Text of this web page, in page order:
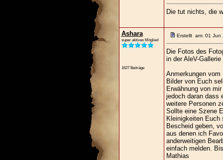
Die tut nichts, die
Ashara
super aktives Mitglied
1627 Beiträge
Erstellt am: 01
Die Fotos des
in der AleV-
Anmerkungen vom
Bilder von Euch
Erwähnung von
jedoch daran dass
weitere Personen
Sollte eine Szene
Kleinigkeiten Euch
Bescheid geben,
aus denen ich
anderweitigen
einfach melden.
Mathias